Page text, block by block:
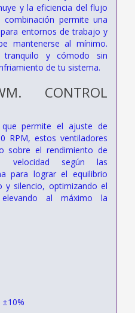
y la eficiencia del flujo
permite una
entornos de trabajo y
mantenerse al mínimo.
tranquilo y cómodo sin
de tu sistema.
CONTROL
permite el ajuste de
RPM, estos ventiladores
sobre el rendimiento de
velocidad según las
para lograr el equilibrio
y silencio, optimizando el
al máximo la
±10%